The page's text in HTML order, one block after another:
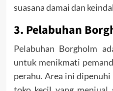
suasana damai dan
3. Pelabuhan
Pelabuhan Borgholm
untuk menikmati
perahu. Area ini